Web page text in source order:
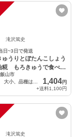
滝沢篤史
日~3日で発送
ゅうりとぼたんこしょう
糀 もろきゅうで食べて
い！
山市
一箱10本 大小、品種は混ざります しょう油糀付き
1,404円
+送料1,100円
滝沢篤史